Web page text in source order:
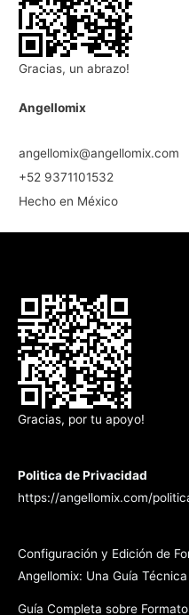
Gracias, un abrazo!
Angellomix
angellomix@angellomix.com
+52 9371101532
Hecho en México
Gracias, por tu apoyo!
Politica de Privacidad
https://angellomix.com/
Configuración y Edición de
Angellomix: Una Guía
Guía Completa sobre